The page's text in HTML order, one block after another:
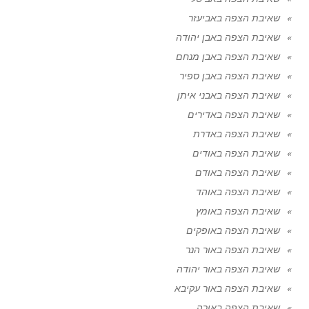
שאיבת הצפה באביעזר
שאיבת הצפה באבן יהודה
שאיבת הצפה באבן מנחם
שאיבת הצפה באבן ספיר
שאיבת הצפה באבני איתן
שאיבת הצפה באדירים
שאיבת הצפה באדרת
שאיבת הצפה באודים
שאיבת הצפה באודם
שאיבת הצפה באוהד
שאיבת הצפה באומץ
שאיבת הצפה באופקים
שאיבת הצפה באור הנר
שאיבת הצפה באור יהודה
שאיבת הצפה באור עקיבא